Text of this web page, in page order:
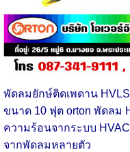
พัดลมยักษ์ติดเพดาน
ขนาด 10 ฟุต orton พัดลม
ความร้อนจากระบบ
จากพัดลมหลายตัว